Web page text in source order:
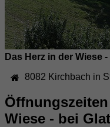
Das Herz in der Wiese
8082 Kirchbach in
Wiese - bei